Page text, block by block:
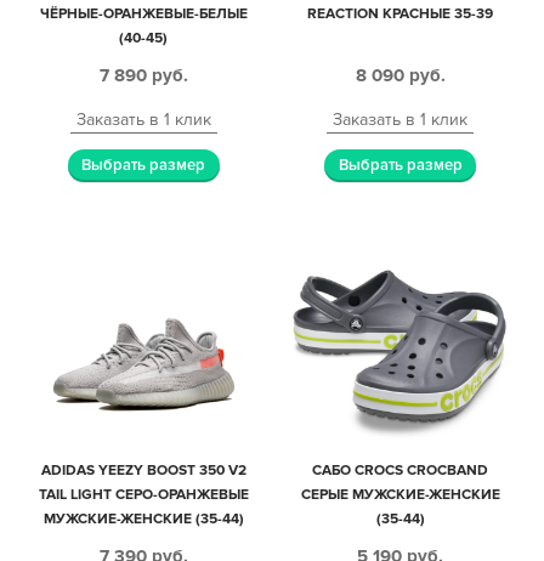
ЧЁРНЫЕ-ОРАНЖЕВЫЕ-БЕЛЫЕ
(40-45)
7 890 руб.
Заказать в 1 клик
Выбрать размер
REACTION КРАСНЫЕ 35-39
8 090 руб.
Заказать в 1 клик
Выбрать размер
ADIDAS YEEZY BOOST 350 V2
TAIL LIGHT СЕРО-ОРАНЖЕВЫЕ
МУЖСКИЕ-ЖЕНСКИЕ (35-44)
7 390 руб.
САБО CROCS CROCBAND
СЕРЫЕ МУЖСКИЕ-ЖЕНСКИЕ
(35-44)
5 190 руб.